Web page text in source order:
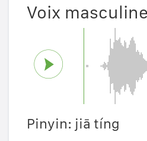
Voix masculine
Pinyin: jiā tíng